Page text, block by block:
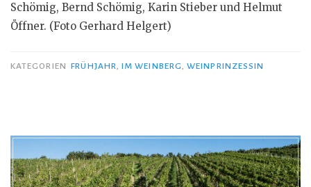
Schömig, Bernd Schömig, Karin Stieber und Helmut
Öffner. (Foto Gerhard Helgert)
KATEGORIEN FRÜHJAHR ,IM WEINBERG ,WEINPRINZESSIN